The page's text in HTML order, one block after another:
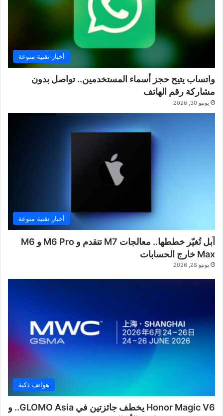
أخبار تقنية منوعة
واتساب يتيح حجز أسماء المستخدمين.. تواصل بدون
مشاركة رقم الهاتف
يونيو 30, 2026
أخبار تقنية منوعة
آبل تُغيّر خططها.. معالجات M7 تتقدم و M6 Pro و M6
Max خارج الحسابات
يونيو 28, 2026
هواتف ذكية
Honor Magic V6 يخطف جائزتين في GLOMO Asia.. و